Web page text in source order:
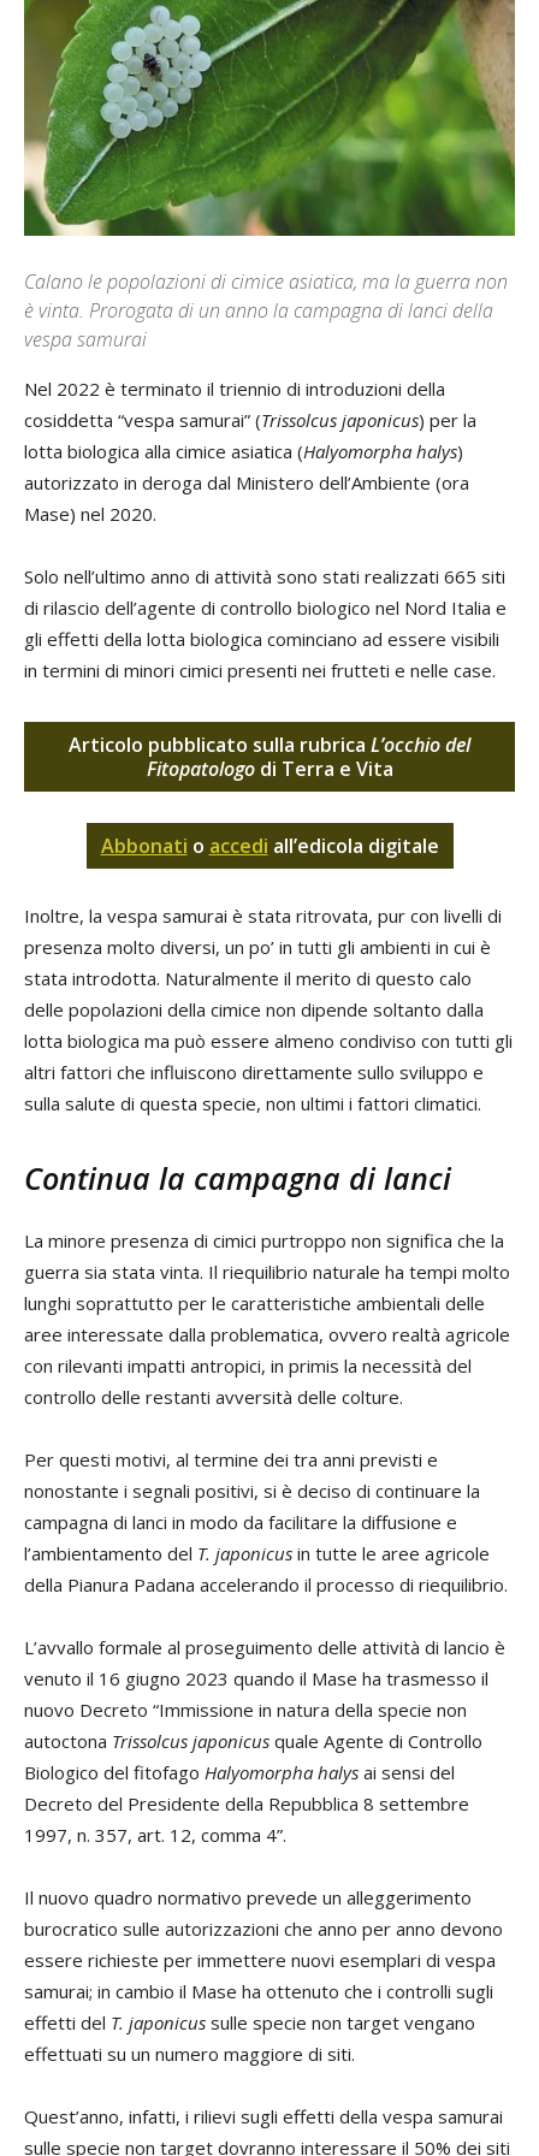
Calano le popolazioni di cimice asiatica, ma la guerra non
è vinta. Prorogata di un anno la campagna di lanci della
vespa samurai
Nel 2022 è terminato il triennio di introduzioni della
cosiddetta “vespa samurai” (Trissolcus japonicus) per la
lotta biologica alla cimice asiatica (Halyomorpha halys)
autorizzato in deroga dal Ministero dell’Ambiente (ora
Mase) nel 2020.
Solo nell’ultimo anno di attività sono stati realizzati 665 siti
di rilascio dell’agente di controllo biologico nel Nord Italia e
gli effetti della lotta biologica cominciano ad essere visibili
in termini di minori cimici presenti nei frutteti e nelle case.
Articolo pubblicato sulla rubrica L’occhio del
Fitopatologodi Terra e Vita
Abbonati o accedi all’edicola digitale
Inoltre, la vespa samurai è stata ritrovata, pur con livelli di
presenza molto diversi, un po’ in tutti gli ambienti in cui è
stata introdotta. Naturalmente il merito di questo calo
delle popolazioni della cimice non dipende soltanto dalla
lotta biologica ma può essere almeno condiviso con tutti gli
altri fattori che influiscono direttamente sullo sviluppo e
sulla salute di questa specie, non ultimi i fattori climatici.
Continua la campagna di lanci
La minore presenza di cimici purtroppo non significa che la
guerra sia stata vinta. Il riequilibrio naturale ha tempi molto
lunghi soprattutto per le caratteristiche ambientali delle
aree interessate dalla problematica, ovvero realtà agricole
con rilevanti impatti antropici, in primis la necessità del
controllo delle restanti avversità delle colture.
Per questi motivi, al termine dei tra anni previsti e
nonostante i segnali positivi, si è deciso di continuare la
campagna di lanci in modo da facilitare la diffusione e
l’ambientamento del T. japonicus in tutte le aree agricole
della Pianura Padana accelerando il processo di riequilibrio.
L’avvallo formale al proseguimento delle attività di lancio è
venuto il 16 giugno 2023 quando il Mase ha trasmesso il
nuovo Decreto “Immissione in natura della specie non
autoctona Trissolcus japonicus quale Agente di Controllo
Biologico del fitofago Halyomorpha halys ai sensi del
Decreto del Presidente della Repubblica 8 settembre
1997, n. 357, art. 12, comma 4”.
Il nuovo quadro normativo prevede un alleggerimento
burocratico sulle autorizzazioni che anno per anno devono
essere richieste per immettere nuovi esemplari di vespa
samurai; in cambio il Mase ha ottenuto che i controlli sugli
effetti del T. japonicus sulle specie non target vengano
effettuati su un numero maggiore di siti.
Quest’anno, infatti, i rilievi sugli effetti della vespa samurai
sulle specie non target dovranno interessare il 50% dei siti